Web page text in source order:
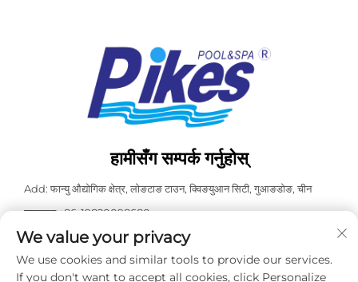
हामीसँग सम्पर्क गर्नुहोस्
Add: फान्यु औद्योगिक क्षेत्र, लोङटाङ टाउन, क्विङयुआन सिटी, गुआङडोङ, चीन
व्हाट्सएप:+86-19820098680
टेल:+86-0763-3603098
इमेल:[email protected]
We value your privacy
We use cookies and similar tools to provide our services.
If you don't want to accept all cookies, click Personalize